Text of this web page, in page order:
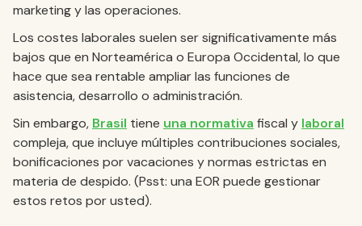
marketing y las operaciones.
Los costes laborales suelen ser significativamente más
bajos que en Norteamérica o Europa Occidental, lo que
hace que sea rentable ampliar las funciones de
asistencia, desarrollo o administración.
Sin embargo, Brasil tiene una normativa fiscal y laboral
compleja, que incluye múltiples contribuciones sociales,
bonificaciones por vacaciones y normas estrictas en
materia de despido. (Psst: una EOR puede gestionar
estos retos por usted).